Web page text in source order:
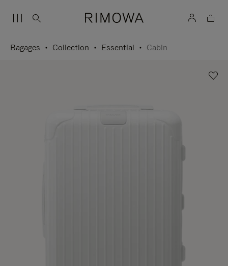
Bagages Collection Essential Cabin